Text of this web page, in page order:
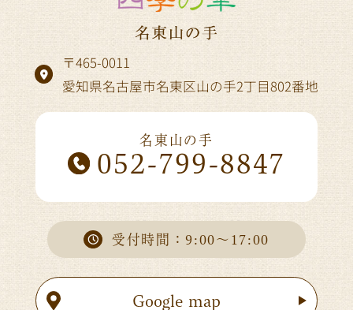
〒465-0011
愛知県名古屋市名東区山の手2丁目802番地
名東山の手
052-799-8847
受付時間：9:00～17:00
Google map